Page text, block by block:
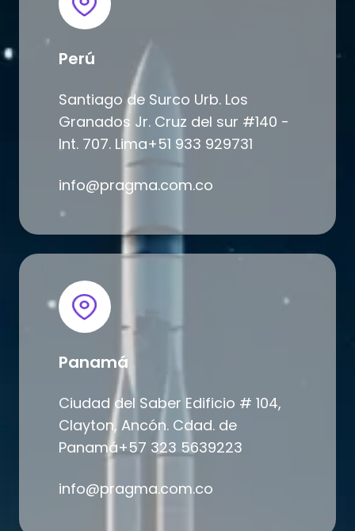
Perú
Santiago de Surco Urb. Los
Granados Jr. Cruz del sur #140 -
Int. 707. Lima+51 933 929731
info@pragma.com.co
Panamá
Ciudad del Saber Edificio # 104,
Clayton, Ancón. Cdad. de
Panamá+57 323 5639223
info@pragma.com.co